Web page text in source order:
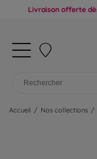
offerte dès 50€ !
Accueil / Nos collections /